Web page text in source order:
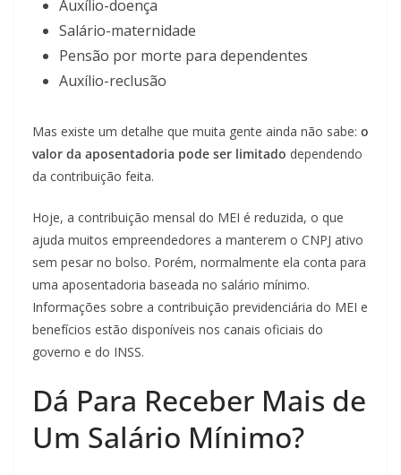
Auxílio-doença
Salário-maternidade
Pensão por morte para dependentes
Auxílio-reclusão
Mas existe um detalhe que muita gente ainda não sabe: o
valor da aposentadoria pode ser limitado dependendo
da contribuição feita.
Hoje, a contribuição mensal do MEI é reduzida, o que
ajuda muitos empreendedores a manterem o CNPJ ativo
sem pesar no bolso. Porém, normalmente ela conta para
uma aposentadoria baseada no salário mínimo.
Informações sobre a contribuição previdenciária do MEI e
benefícios estão disponíveis nos canais oficiais do
governo e do INSS.
Dá Para Receber Mais de
Um Salário Mínimo?